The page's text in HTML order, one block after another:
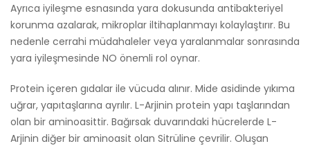
Ayrıca iyileşme esnasında yara dokusunda antibakteriyel
korunma azalarak, mikroplar iltihaplanmayı kolaylaştırır. Bu
nedenle cerrahi müdahaleler veya yaralanmalar sonrasında
yara iyileşmesinde NO önemli rol oynar.
Protein içeren gıdalar ile vücuda alınır. Mide asidinde yıkıma
uğrar, yapıtaşlarına ayrılır. L-Arjinin protein yapı taşlarından
olan bir aminoasittir. Bağırsak duvarındaki hücrelerde L-
Arjinin diğer bir aminoasit olan Sitrüline çevrilir. Oluşan